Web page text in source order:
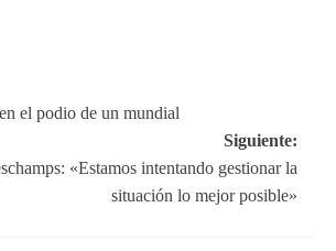
el podio de un mundial
Siguiente:
«Estamos intentando gestionar la
situación lo mejor posible»